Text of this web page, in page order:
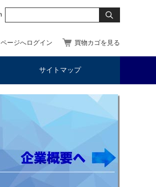
ージへログイン 買物カゴを見る
サイトマップ